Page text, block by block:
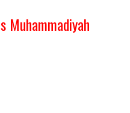
Muhammadiyah